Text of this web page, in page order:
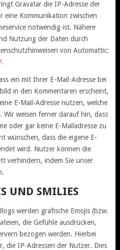
Gravatar die IP-Adresse der
eine Kommunikation zwischen
notwendig ist. Nähere
Nutzung der Daten durch
von Automattic:
.
ein mit Ihrer E-Mail-Adresse bei
in den Kommentaren erscheint,
E-Mail-Adresse nutzen, welche
weisen ferner darauf hin, dass
oder gar keine E-Mailadresse zu
wünschen, dass die eigene E-
wird. Nutzer können die
verhindern, indem Sie unser
UND SMILIES
werden grafische Emojis (bzw.
die Gefühle ausdrücken,
bezogen werden. Hierbei
die IP-Adressen der Nutzer. Dies